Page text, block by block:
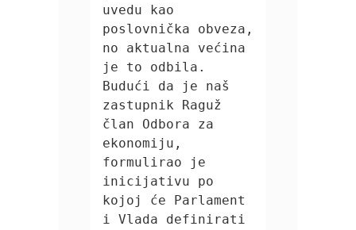
uvedu kao
poslovnička obveza,
no aktualna većina
je to odbila.
Budući da je naš
zastupnik Raguž
član Odbora za
ekonomiju,
formulirao je
inicijativu po
kojoj će Parlament
i Vlada definirati